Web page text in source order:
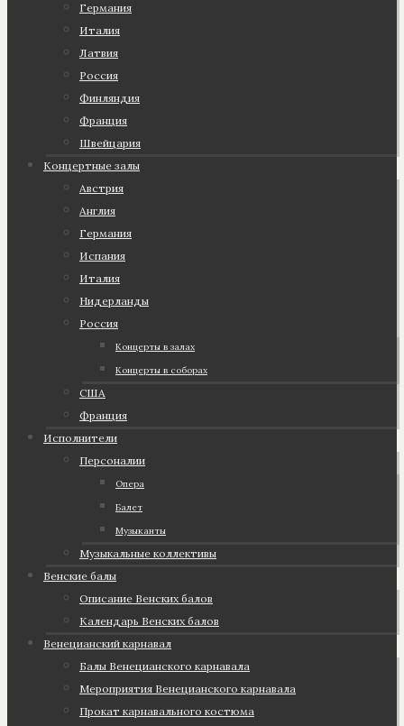
Германия
Италия
Латвия
Россия
Финляндия
Франция
Швейцария
Концертные залы
Австрия
Англия
Германия
Испания
Италия
Нидерланды
Россия
Концерты в залах
Концерты в соборах
США
Франция
Исполнители
Персоналии
Опера
Балет
Музыканты
Музыкальные коллективы
Венские балы
Описание Венских балов
Календарь Венских балов
Венецианский карнавал
Балы Венецианского карнавала
Мероприятия Венецианского карнавала
Прокат карнавального костюма